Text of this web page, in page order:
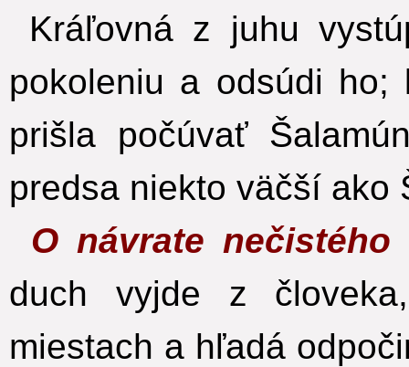
Kráľovná z juhu
pokoleniu a odsúdi
prišla počúvať
predsa niekto väčší ako
O návrate
duch vyjde z
miestach a hľadá